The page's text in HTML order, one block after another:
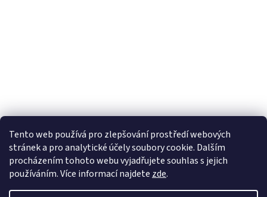
Tento web používá pro zlepšování prostředí webových
stránek a pro analytické účelysoubory cookie. Dalším
procházením tohoto webu vyjadřujete souhlas s jejich
používáním. Více informacínajdete zde.
Sledovat na Instagramu